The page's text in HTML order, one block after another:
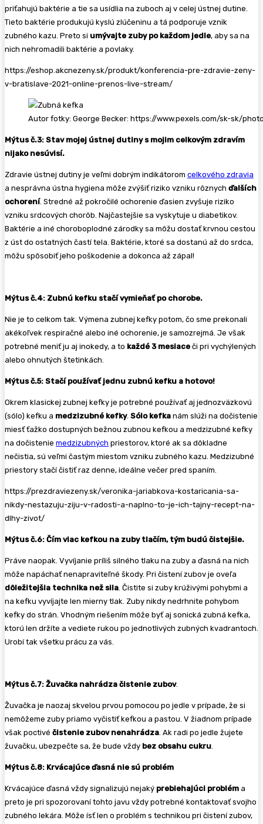
priťahujú baktérie a tie sa usídlia na zuboch aj v celej ústnej dutine.
Tieto baktérie produkujú kyslú zlúčeninu a tá podporuje vznik
zubného kazu. Preto si umývajte zuby po každom jedle, aby sa na
nich nehromadili baktérie a povlaky.
https://eshop.akcnezeny.sk/produkt/konferencia-pre-zdravie-zeny-
v-bratislave-2021-online-prenos-live-stream/
Autor fotky: George Becker: https://www.pexels.com/sk-sk/
Mýtus č.3: Stav mojej ústnej dutiny s mojim celkovým zdravím
nijako nesúvisí.
Zdravie ústnej dutiny je veľmi dobrým indikátorom celkového zdravia
a nesprávna ústna hygiena môže zvýšiť riziko vzniku rôznych ďalších
ochorení. Stredné až pokročilé ochorenie ďasien zvyšuje riziko
vzniku srdcových chorôb. Najčastejšie sa vyskytuje u diabetikov.
Baktérie a iné choroboplodné zárodky sa môžu dostať krvnou cestou
z úst do ostatných častí tela. Baktérie, ktoré sa dostanú až do srdca,
môžu spôsobiť jeho poškodenie a dokonca až zápal!
Mýtus č.4: Zubnú kefku stačí vymieňať po chorobe.
Nie je to celkom tak. Výmena zubnej kefky potom, čo sme prekonali
akékoľvek respiračné alebo iné ochorenie, je samozrejmá. Je však
potrebné meniť ju aj inokedy, a to každé 3 mesiace či pri vychýlených
alebo ohnutých štetinkách.
Mýtus č.5: Stačí používať jednu zubnú kefku a hotovo!
Okrem klasickej zubnej kefky je potrebné používať aj jednozväzkovú
(sólo) kefku a medzizubné kefky. Sólo kefka nám slúži na dočistenie
miesť ťažko dostupných bežnou zubnou kefkou a medzizubné kefky
na dočistenie medzizubných priestorov, ktoré ak sa dôkladne
nečistia, sú veľmi častým miestom vzniku zubného kazu. Medzizubné
priestory stačí čistiť raz denne, ideálne večer pred spaním.
https://prezdraviezeny.sk/veronika-jariabkova-kostaricania-sa-
nikdy-nestazuju-ziju-v-radosti-a-naplno-to-je-ich-tajny-recept-na-
dlhy-zivot/
Mýtus č.6: Čím viac kefkou na zuby tlačím, tým budú čistejšie.
Práve naopak. Vyvíjanie príliš silného tlaku na zuby a ďasná na nich
môže napáchať nenapraviteľné škody. Pri čistení zubov je oveľa
dôležitejšia technika než sila. Čistite si zuby krúživými pohybmi a
na kefku vyvíjajte len mierny tlak. Zuby nikdy nedrhnite pohybom
kefky do strán. Vhodným riešením môže byť aj sonická zubná kefka,
ktorú len držíte a vediete rukou po jednotlivých zubných kvadrantoch.
Urobí tak všetku prácu za vás.
Mýtus č.7: Žuvačka nahrádza čistenie zubov.
Žuvačka je naozaj skvelou prvou pomocou po jedle v prípade, že si
nemôžeme zuby priamo vyčistiť kefkou a pastou. V žiadnom prípade
však poctivé čistenie zubov nenahrádza. Ak radi po jedle žujete
žuvačku, ubezpečte sa, že bude vždy bez obsahu cukru.
Mýtus č.8: Krvácajúce ďasná nie sú problém
Krvácajúce ďasná vždy signalizujú nejaký prebiehajúci problém a
preto je pri spozorovaní tohto javu vždy potrebné kontaktovať svojho
zubného lekára. Môže ísť len o problém s technikou pri čistení zubov,